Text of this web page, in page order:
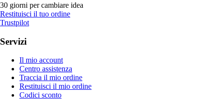
30 giorni per cambiare idea
Restituisci il tuo ordine
Trustpilot
Servizi
Il mio account
Centro assistenza
Traccia il mio ordine
Restituisci il mio ordine
Codici sconto